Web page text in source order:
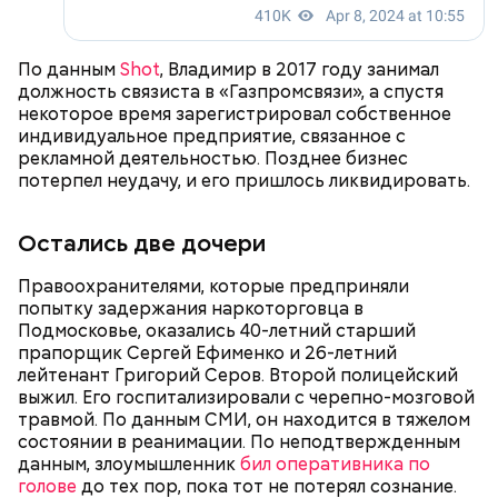
По даннымShot, Владимир в 2017 году занимал
должность связиста в «Газпромсвязи», а спустя
некоторое время зарегистрировал собственное
индивидуальное предприятие, связанное с
рекламной деятельностью. Позднее бизнес
потерпел неудачу, и его пришлось ликвидировать.
Остались две дочери
Правоохранителями, которые предприняли
попытку задержания наркоторговца в
Подмосковье, оказались 40-летний старший
прапорщик Сергей Ефименко и 26-летний
лейтенант Григорий Серов. Второй полицейский
выжил. Его госпитализировали с черепно-мозговой
травмой. По данным СМИ, он находится в тяжелом
состоянии в реанимации. По неподтвержденным
данным, злоумышленникбил оперативника по
голове до тех пор, пока тот не потерял сознание.
— Обвиняемый подвергся противоправным
действиям со стороны потерпевшего и лиц из его
и подвергли истязаниям, — рассказывал
Версия о суррогатном материнстве также была
рассмотрена. Однако в ходе проверки
медицинских документов она не подтвердилась.
Их матерью является совсем другая женщина. По
одной из версий, на самом деле, эти дети могли
Москве» источник в правоохранительных органах.